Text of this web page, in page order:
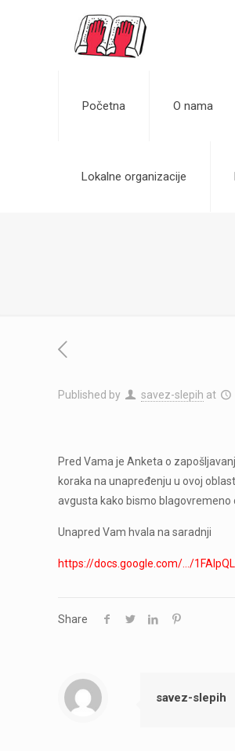
Početna O nama
Lokalne organizacije
Published by savez-slepih at
Pred Vama je Anketa o
koraka na unapređenju u ovoj
avgusta kako bismo blagovremeno
Unapred Vam hvala na saradnji
https://docs.google.com/…/
Share
savez-slepih